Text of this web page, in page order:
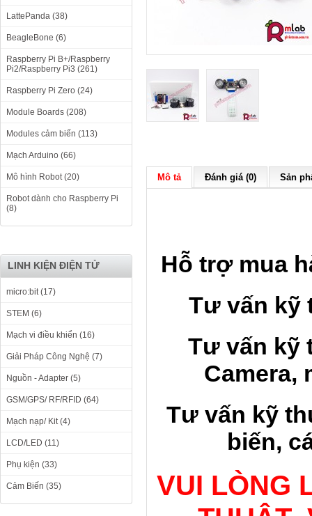
LattePanda (38)
BeagleBone (6)
Raspberry Pi B+/Raspberry
Pi2/Raspberry Pi3 (261)
Raspberry Pi Zero (24)
Module Boards (208)
Modules cảm biến (113)
Mạch Arduino (66)
Mô hình Robot (20)
Robot dành cho Raspberry Pi
(8)
LINH KIỆN ĐIỆN TỬ
micro:bit (17)
STEM (6)
Mạch vi điều khiển (16)
Giải Pháp Công Nghệ (7)
Nguồn - Adapter (5)
GSM/GPS/ RF/RFID (64)
Mạch nạp/ Kit (4)
LCD/LED (11)
Phụ kiện (33)
Cảm Biến (35)
Mô tả Đánh giá (0) Sản
Hỗ trợ mua
Tư vấn kỹ
Tư vấn kỹ
Camera,
Tư vấn kỹ
biến,
VUI LÒNG